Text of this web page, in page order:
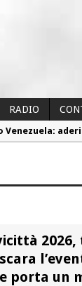
RADIO
della
2026,
porta un